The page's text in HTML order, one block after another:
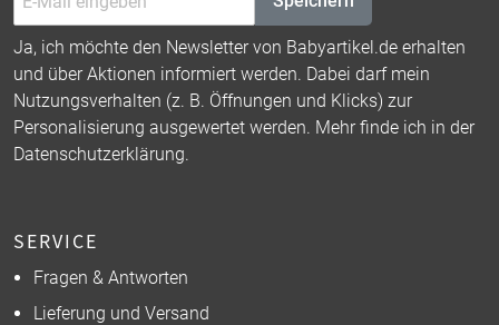
Ja, ich möchte den Newsletter von Babyartikel.de erhalten
und über Aktionen informiert werden. Dabei darf mein
Nutzungsverhalten (z. B. Öffnungen und Klicks) zur
Personalisierung ausgewertet werden. Mehr finde ich in der
Datenschutzerklärung.
SERVICE
Fragen & Antworten
Lieferung und Versand